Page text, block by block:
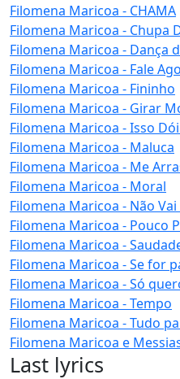
Filomena Maricoa - CHAMA
Filomena Maricoa - Chupa
Filomena Maricoa - Dança
Filomena Maricoa - Fale
Filomena Maricoa - Fininho
Filomena Maricoa - Girar
Filomena Maricoa - Isso
Filomena Maricoa - Maluca
Filomena Maricoa - Me
Filomena Maricoa - Moral
Filomena Maricoa - Não
Filomena Maricoa - Pouco
Filomena Maricoa -
Filomena Maricoa - Se for
Filomena Maricoa - Só
Filomena Maricoa - Tempo
Filomena Maricoa - Tudo
Filomena Maricoa e
Last lyrics